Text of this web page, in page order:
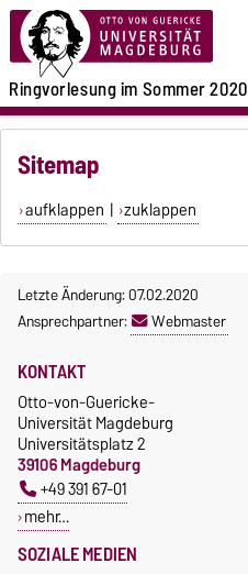
Ringvorlesung im Sommer 2020
Sitemap
aufklappen | zuklappen
Letzte Änderung: 07.02.2020
Ansprechpartner:
Webmaster
SOZIALE MEDIEN
KONTAKT
Otto-von-Guericke-
Universität Magdeburg
Universitätsplatz 2
39106 Magdeburg
+49 391 67-01
mehr…